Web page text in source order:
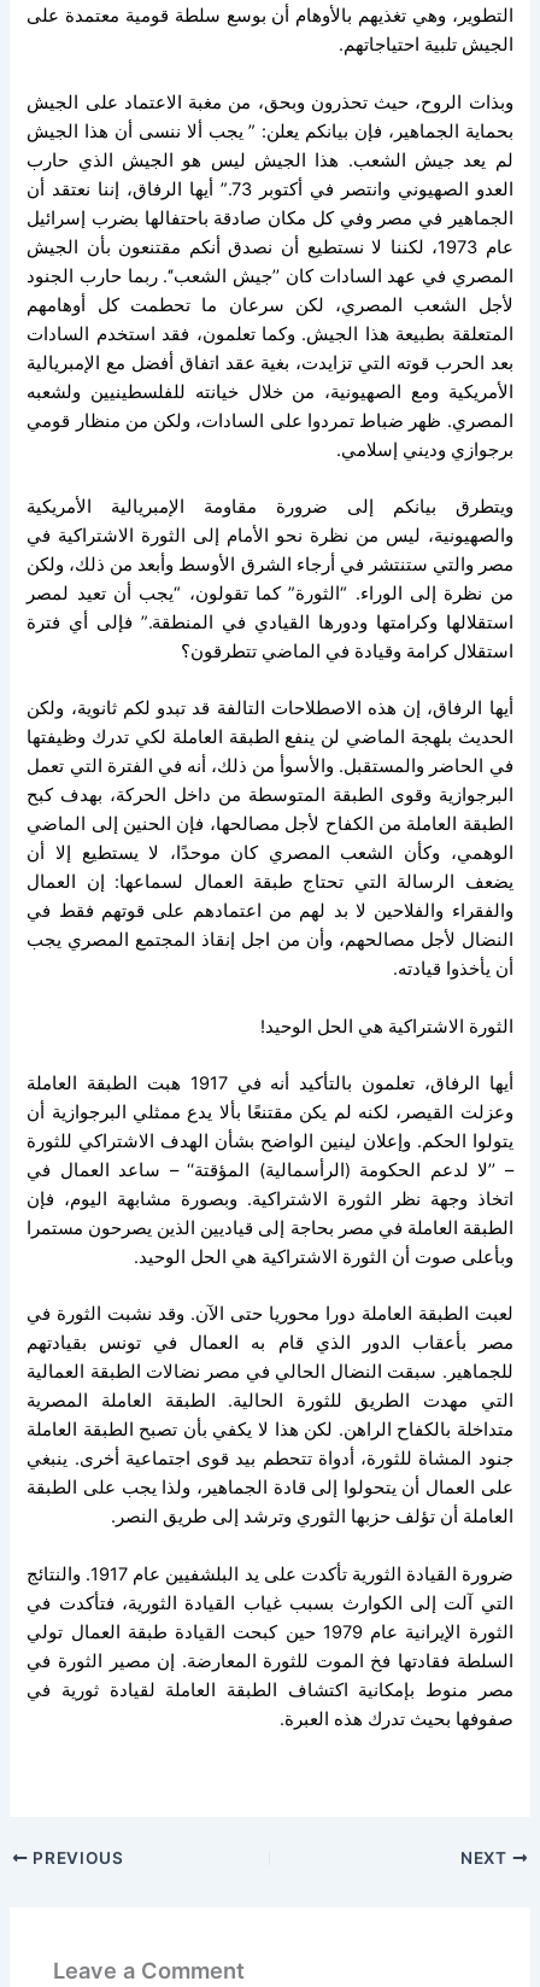
التطوير، وهي تغذيهم بالأوهام أن بوسع سلطة قومية معتمدة على
الجيش تلبية احتياجاتهم.
وبذات الروح، حيث تحذرون وبحق، من مغبة الاعتماد على الجيش
بحماية الجماهير، فإن بيانكم يعلن: ” يجب ألا ننسى أن هذا الجيش
لم يعد جيش الشعب. هذا الجيش ليس هو الجيش الذي حارب
العدو الصهيوني وانتصر في أكتوبر 73.” أيها الرفاق، إننا نعتقد أن
الجماهير في مصر وفي كل مكان صادقة باحتفالها بضرب إسرائيل
عام 1973، لكننا لا نستطيع أن نصدق أنكم مقتنعون بأن الجيش
المصري في عهد السادات كان ’’جيش الشعب‘‘. ربما حارب الجنود
لأجل الشعب المصري، لكن سرعان ما تحطمت كل أوهامهم
المتعلقة بطبيعة هذا الجيش. وكما تعلمون، فقد استخدم السادات
بعد الحرب قوته التي تزايدت، بغية عقد اتفاق أفضل مع الإمبريالية
الأمريكية ومع الصهيونية، من خلال خيانته للفلسطينيين ولشعبه
المصري. ظهر ضباط تمردوا على السادات، ولكن من منظار قومي
برجوازي وديني إسلامي.
ويتطرق بيانكم إلى ضرورة مقاومة الإمبريالية الأمريكية
والصهيونية، ليس من نظرة نحو الأمام إلى الثورة الاشتراكية في
مصر والتي ستنتشر في أرجاء الشرق الأوسط وأبعد من ذلك، ولكن
من نظرة إلى الوراء. “الثورة” كما تقولون، “يجب أن تعيد لمصر
استقلالها وكرامتها ودورها القيادي في المنطقة.” فإلى أي فترة
استقلال كرامة وقيادة في الماضي تتطرقون؟
أيها الرفاق، إن هذه الاصطلاحات التالفة قد تبدو لكم ثانوية، ولكن
الحديث بلهجة الماضي لن ينفع الطبقة العاملة لكي تدرك وظيفتها
في الحاضر والمستقبل. والأسوأ من ذلك، أنه في الفترة التي تعمل
البرجوازية وقوى الطبقة المتوسطة من داخل الحركة، بهدف كبح
الطبقة العاملة من الكفاح لأجل مصالحها، فإن الحنين إلى الماضي
الوهمي، وكأن الشعب المصري كان موحدًا، لا يستطيع إلا أن
يضعف الرسالة التي تحتاج طبقة العمال لسماعها: إن العمال
والفقراء والفلاحين لا بد لهم من اعتمادهم على قوتهم فقط في
النضال لأجل مصالحهم، وأن من اجل إنقاذ المجتمع المصري يجب
أن يأخذوا قيادته.
الثورة الاشتراكية هي الحل الوحيد!
أيها الرفاق، تعلمون بالتأكيد أنه في 1917 هبت الطبقة العاملة
وعزلت القيصر، لكنه لم يكن مقتنعًا بألا يدع ممثلي البرجوازية أن
يتولوا الحكم. وإعلان لينين الواضح بشأن الهدف الاشتراكي للثورة
– ’’لا لدعم الحكومة (الرأسمالية) المؤقتة‘‘ – ساعد العمال في
اتخاذ وجهة نظر الثورة الاشتراكية. وبصورة مشابهة اليوم، فإن
الطبقة العاملة في مصر بحاجة إلى قياديين الذين يصرحون مستمرا
وبأعلى صوت أن الثورة الاشتراكية هي الحل الوحيد.
لعبت الطبقة العاملة دورا محوريا حتى الآن. وقد نشبت الثورة في
مصر بأعقاب الدور الذي قام به العمال في تونس بقيادتهم
للجماهير. سبقت النضال الحالي في مصر نضالات الطبقة العمالية
التي مهدت الطريق للثورة الحالية. الطبقة العاملة المصرية
متداخلة بالكفاح الراهن. لكن هذا لا يكفي بأن تصبح الطبقة العاملة
جنود المشاة للثورة، أدواة تتحطم بيد قوى اجتماعية أخرى. ينبغي
على العمال أن يتحولوا إلى قادة الجماهير، ولذا يجب على الطبقة
العاملة أن تؤلف حزبها الثوري وترشد إلى طريق النصر.
ضرورة القيادة الثورية تأكدت على يد البلشفيين عام 1917. والنتائج
التي آلت إلى الكوارث بسبب غياب القيادة الثورية، فتأكدت في
الثورة الإيرانية عام 1979 حين كبحت القيادة طبقة العمال تولي
السلطة فقادتها فخ الموت للثورة المعارضة. إن مصير الثورة في
مصر منوط بإمكانية اكتشاف الطبقة العاملة لقيادة ثورية في
صفوفها بحيث تدرك هذه العبرة.
PREVIOUS NEXT
Leave a Comment